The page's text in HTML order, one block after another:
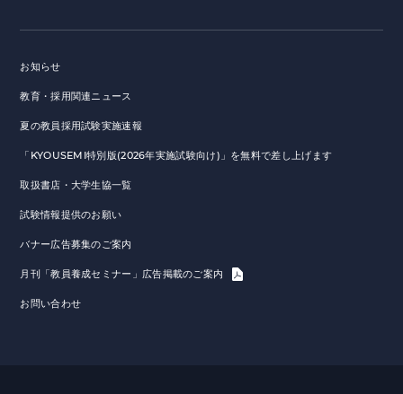
お知らせ
教育・採用関連ニュース
夏の教員採用試験実施速報
「KYOUSEMI特別版(2026年実施試験向け)」を無料で差し上げます
取扱書店・大学生協一覧
試験情報提供のお願い
バナー広告募集のご案内
月刊「教員養成セミナー」広告掲載のご案内
お問い合わせ